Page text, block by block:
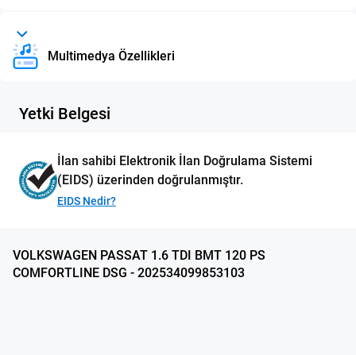
Multimedya Özellikleri
Yetki Belgesi
İlan sahibi Elektronik İlan Doğrulama Sistemi
(EIDS) üzerinden doğrulanmıştır.
EIDS Nedir?
VOLKSWAGEN PASSAT 1.6 TDI BMT 120 PS
COMFORTLINE DSG - 202534099853103